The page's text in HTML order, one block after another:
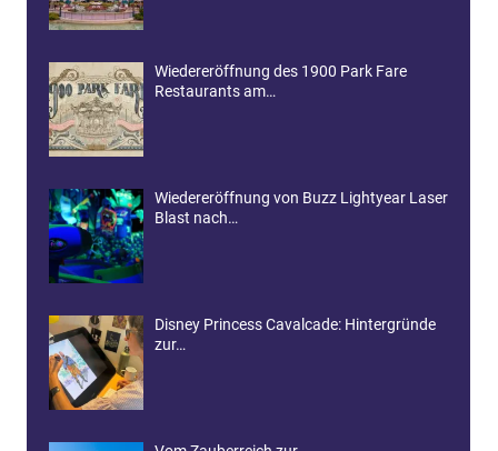
Wiedereröffnung des 1900 Park Fare
Restaurants am…
Wiedereröffnung von Buzz Lightyear Laser
Blast nach…
Disney Princess Cavalcade: Hintergründe
zur…